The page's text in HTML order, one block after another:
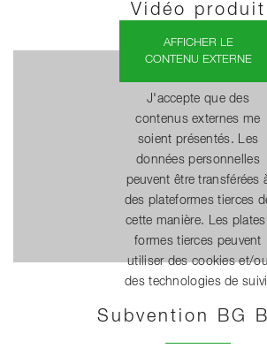
Vidéo produit
AFFICHER LE
CONTENU EXTERNE
J'accepte que des
contenus externes me
soient présentés. Les
données personnelles
peuvent être transférées
des plateformes tierces
cette manière. Les
formes tierces peuvent
utiliser des cookies et/
des technologies de
Subvention BG